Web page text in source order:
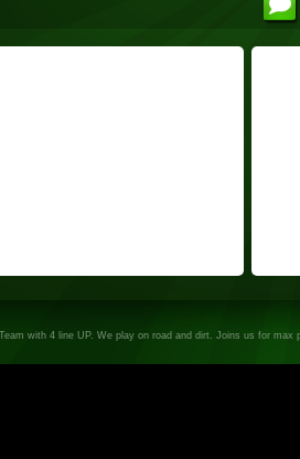
with 4 line UP. We play on road and dirt. Joins us for max